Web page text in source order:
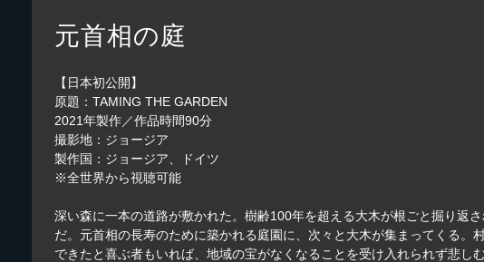
元首相の庭
【日本初公開】
原題：TAMING THE GARDEN
2021年製作／作品時間90分
撮影地：ジョージア
製作国：ジョージア、ドイツ
※全世界から視聴可能
深い森に一本の道路が敷かれた。樹齢100年を超える大木が根ごと掘り返
だ。元首相の長寿のために築かれる庭園に、次々と大木が集まってくる
できたと喜ぶ者もいれば、地域の宝がなくなることを受け入れられず悲